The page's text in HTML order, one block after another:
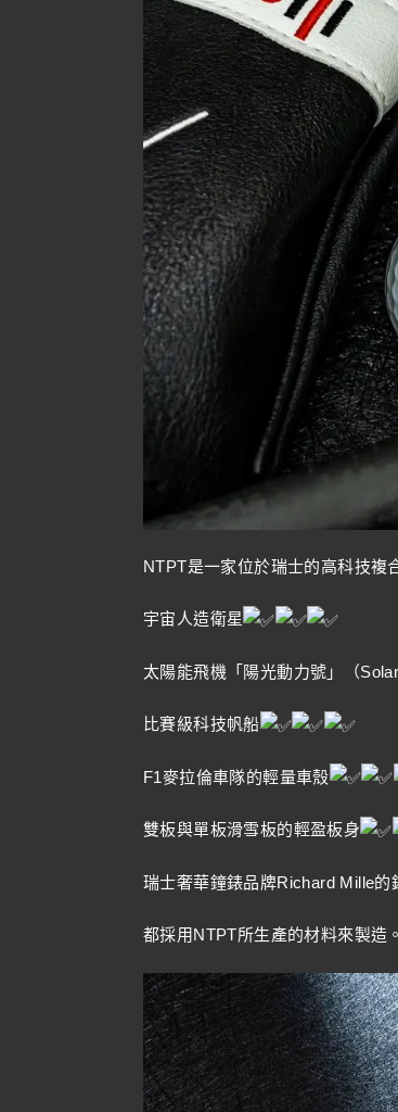
NTPT是一家位於瑞士的高科技複
宇宙人造衛星
太陽能飛機「陽光動力號」（Solar
比賽級科技帆船
F1麥拉倫車隊的輕量車殼
雙板與單板滑雪板的輕盈板身
瑞士奢華鐘錶品牌Richard Mille的
都採用NTPT所生產的材料來製造